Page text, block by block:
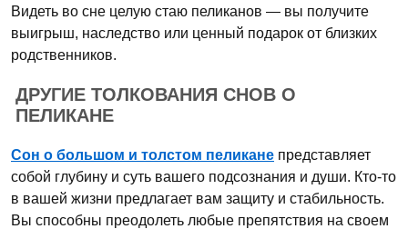
Видеть во сне целую стаю пеликанов — вы получите
выигрыш, наследство или ценный подарок от близких
родственников.
ДРУГИЕ ТОЛКОВАНИЯ СНОВ О
ПЕЛИКАНЕ
Сон о большом и толстом пеликане представляет
собой глубину и суть вашего подсознания и души. Кто-то
в вашей жизни предлагает вам защиту и стабильность.
Вы способны преодолеть любые препятствия на своем